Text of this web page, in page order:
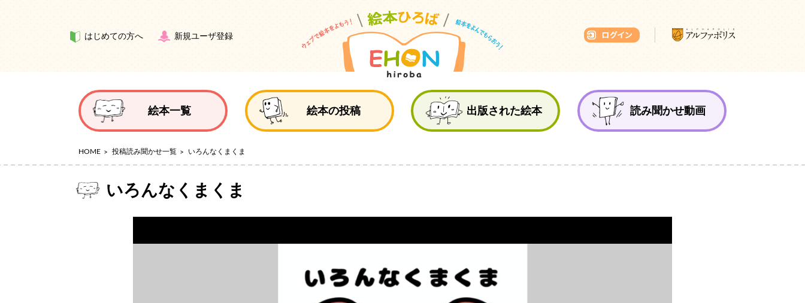
はじめての方へ 新規ユーザ登録
絵本一覧 絵本の投稿 出版された絵本 読み聞かせ動画
HOME 投稿読み聞かせ一覧 いろんなくまくま
いろんなくまくま